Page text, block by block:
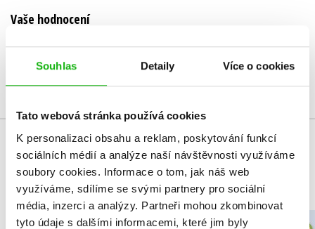
Souhlas Detaily Více o cookies
Tato webová stránka používá cookies
K personalizaci obsahu a reklam, poskytování funkcí
sociálních médií a analýze naší návštěvnosti využíváme
soubory cookies. Informace o tom, jak náš web
využíváme, sdílíme se svými partnery pro sociální
média, inzerci a analýzy. Partneři mohou zkombinovat
tyto údaje s dalšími informacemi, které jim byly
Vaše hodnocení
Uživatelskou recenzi mohou vkládat pouze registrovaní uživatelé
MOHLO BY VÁS TAKÉ ZAJÍMAT